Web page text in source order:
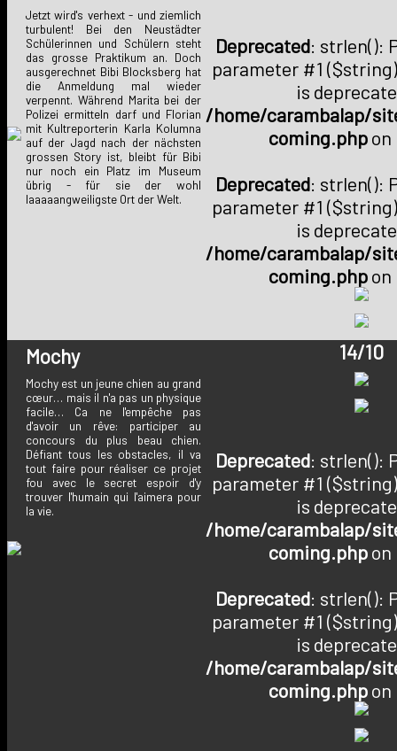
Jetzt wird's verhext - und ziemlich
turbulent! Bei den Neustädter
Schülerinnen und Schülern steht
das grosse Praktikum an. Doch
ausgerechnet Bibi Blocksberg hat
die Anmeldung mal wieder
verpennt. Während Marita bei der
Polizei ermitteln darf und Florian
mit Kultreporterin Karla Kolumna
auf der Jagd nach der nächsten
grossen Story ist, bleibt für Bibi
nur noch ein Platz im Museum
übrig - für sie der wohl
laaaaangweiligste Ort der Welt.
Deprecated: strlen():
parameter #1
is
/home/carambalap/
coming.phpon
Deprecated: strlen():
parameter #1
is
/home/carambalap/
coming.php
Mochy
Mochy est un jeune chien au grand
cœur… mais il n'a pas un physique
facile… Ca ne l'empêche pas
d'avoir un rêve: participer au
concours du plus beau chien.
Défiant tous les obstacles, il va
tout faire pour réaliser ce projet
fou avec le secret espoir d'y
trouver l'humain qui l'aimera pour
la vie.
14/10
Deprecated: strlen():
parameter #1
is
/home/carambalap/
coming.phpon
Deprecated: strlen():
parameter #1
is
/home/carambalap/
coming.php